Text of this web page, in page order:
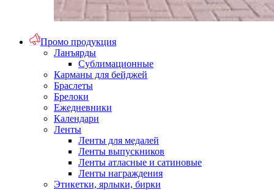
Промо продукция
Ланъярды
Сублимационные
Карманы для бейджей
Браслеты
Брелоки
Ежедневники
Календари
Ленты
Ленты для медалей
Ленты выпускников
Ленты атласные и сатиновые
Ленты награждения
Этикетки, ярлыки, бирки